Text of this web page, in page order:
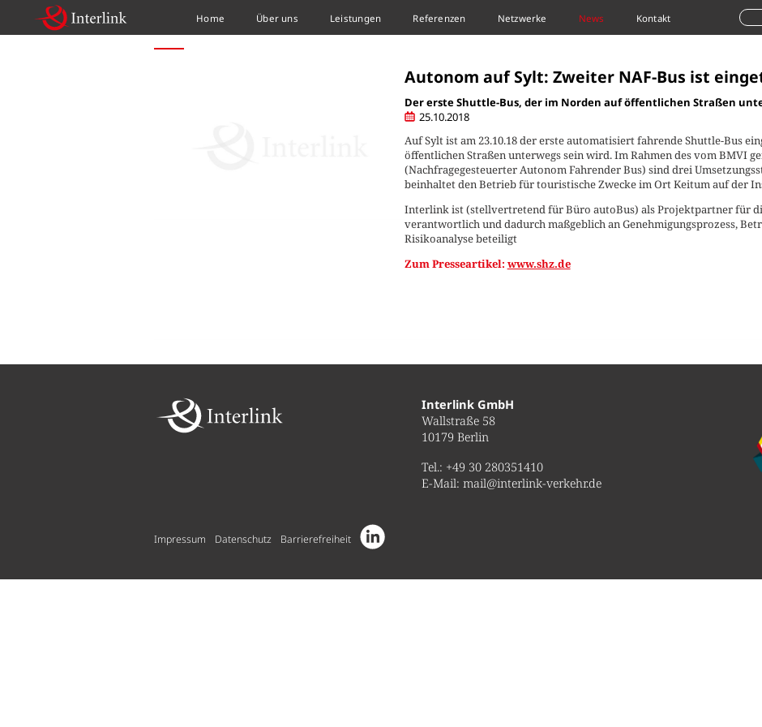
Home Über uns Leistungen Referenzen Netzwerke News Kontakt
NEWS AUTONOM AUF SYLT: ZWEITER NAF-BUS IST EINGETROFFEN
Autonom auf Sylt: Zweiter NAF-Bus ist
Der erste Shuttle-Bus, der im Norden auf öffentlichen Straßen
25.10.2018
Auf Sylt ist am 23.10.18 der erste automatisiert fahrende Shuttle-Bus
öffentlichen Straßen unterwegs sein wird. Im Rahmen des vom BMVI
(Nachfragegesteuerter Autonom Fahrender Bus) sind drei
beinhaltet den Betrieb für touristische Zwecke im Ort Keitum auf der
Interlink ist (stellvertretend für Büro autoBus) als Projektpartner für
verantwortlich und dadurch maßgeblich an Genehmigungsprozess,
Risikoanalyse beteiligt
Zum Presseartikel: www.shz.de
Interlink GmbH
Wallstraße 58
10179 Berlin
Tel.: +49 30 280351410
E-Mail:mail@interlink-verkehr.de
Impressum Datenschutz Barrierefreiheit